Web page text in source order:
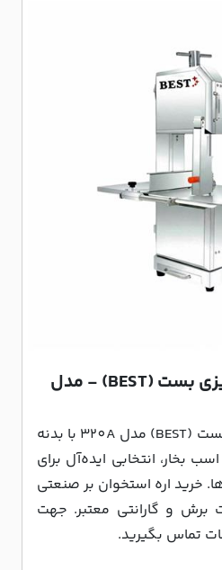
اره استخوان بر رومیزی بست (BEST) - مدل
اره استخوان بر رومیزی بست (BEST) مدل 320A با بدنه
استیل 304 و موتور 1.1 اسب بخار، انتخابی ایده‌آل برای
خرید اره استخوان بر صنعتی
برش و گارانتی معتبر. جهت
تماس بگیرید.